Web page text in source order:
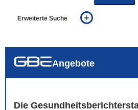
Erweiterte Suche
auch in allen Texten suchen
Angebote
Die